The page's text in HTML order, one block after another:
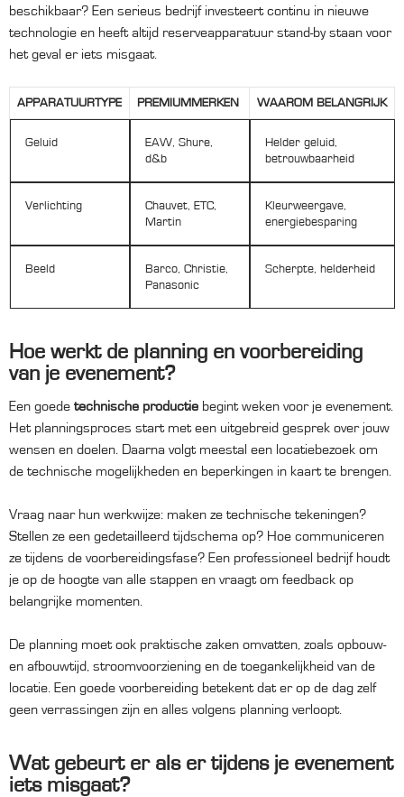
beschikbaar? Een serieus bedrijf investeert continu in nieuwe
technologie en heeft altijd reserveapparatuur stand-by staan voor
het geval er iets misgaat.
APPARATUURTYPE PREMIUMMERKEN WAAROM BELANGRIJK
Geluid
EAW, Shure,
d&b
Helder geluid,
betrouwbaarheid
Verlichting
Chauvet, ETC,
Martin
Kleurweergave,
energiebesparing
Beeld
Barco, Christie,
Panasonic
Scherpte, helderheid
Hoe werkt de planning en voorbereiding
van je evenement?
Een goede technische productie begint weken voor je evenement.
Het planningsproces start met een uitgebreid gesprek over jouw
wensen en doelen. Daarna volgt meestal een locatiebezoek om
de technische mogelijkheden en beperkingen in kaart te brengen.
Vraag naar hun werkwijze: maken ze technische tekeningen?
Stellen ze een gedetailleerd tijdschema op? Hoe communiceren
ze tijdens de voorbereidingsfase? Een professioneel bedrijf houdt
je op de hoogte van alle stappen en vraagt om feedback op
belangrijke momenten.
De planning moet ook praktische zaken omvatten, zoals opbouw-
en afbouwtijd, stroomvoorziening en de toegankelijkheid van de
locatie. Een goede voorbereiding betekent dat er op de dag zelf
geen verrassingen zijn en alles volgens planning verloopt.
Wat gebeurt er als er tijdens je evenement
iets misgaat?